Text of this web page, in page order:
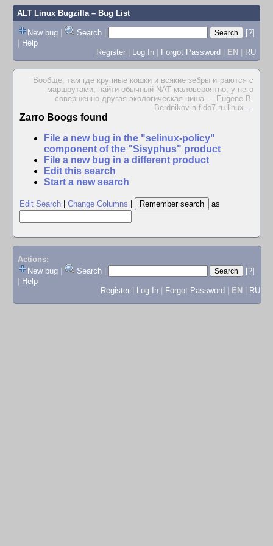
ALT Linux Bugzilla– Bug List
New bug | Search |
[?]
| Help
Register | Log In | Forgot Password | EN | RU
Вообще, там где крупные кошки и всякие зебры играются с
маршрутами, найти обычный NAT маловероятно, у него
совершенно другая экологическая ниша. -- Eugene B.
Berdnikov в fido7.ru.linux ...
Zarro Boogs found
File a new bug in the "selinux-policy"
component of the "Sisyphus" product
File a new bug in a different product
Edit this search
Start a new search
Edit Search Change Columns as
Actions:
New bug
Search
[?]
Help
Register
Log In Forgot Password EN RU